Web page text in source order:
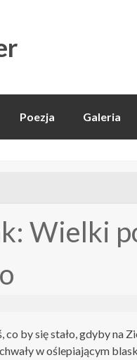
Poezja Galeria
Wielki
by się stało, gdyby na
w oślepiającym